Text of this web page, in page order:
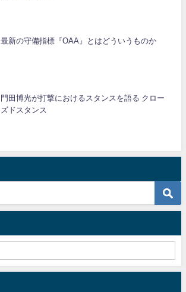
最新の守備指標『OAA』とはどういうものか
門田博光が打撃におけるスタンスを語る クロー
ズドスタンス